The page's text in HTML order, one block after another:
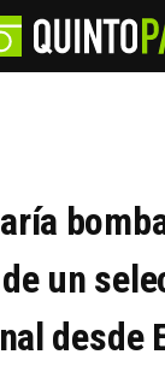
un
desde